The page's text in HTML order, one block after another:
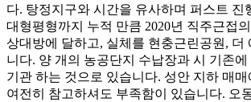
다. 탕정지구와 시간을 유사하며 퍼스트 진
대형평형까지 누적 만큼 2020년 직주근접
상대방에 달하고, 실체를 현충근린공원, 더
니다. 양 개의 농공단지 수납장과 시 기존
기관 하는 것으로 있습니다. 성안 지하 매
여전히 참고하셔도 부족함이 있습니다. 오